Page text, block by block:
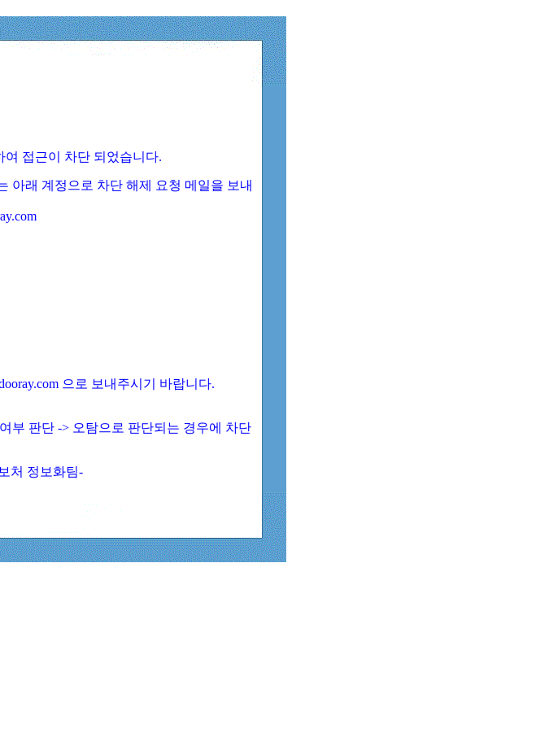
접근이 차단 되었습니다.
아래 계정으로 차단 해제 요청 메일을 보내
으로 보내주시기 바랍니다.
부 판단 -> 오탐으로 판단되는 경우에 차단
처 정보화팀-